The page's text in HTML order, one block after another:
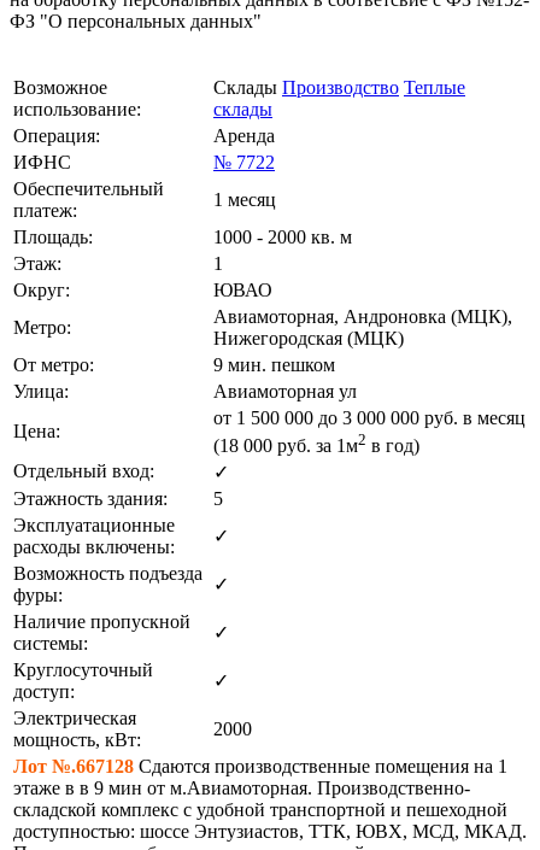
ФЗ "О персональных данных"
Возможное
использование:
Склады Производство Теплые
склады
Операция:
Аренда
ИФНС
№ 7722
Обеспечительный
платеж:
1 месяц
Площадь:
1000 - 2000 кв. м
Этаж:
1
Округ:
ЮВАО
Метро:
Авиамоторная, Андроновка (МЦК),
Нижегородская (МЦК)
От метро:
9 мин. пешком
Улица:
Авиамоторная ул
Цена:
от 1 500 000 до 3 000 000 руб. в месяц
(18 000 руб. за 1м2 в год)
Отдельный вход:
✓
Этажность здания:
5
Эксплуатационные
расходы включены:
✓
Возможность подъезда
фуры:
✓
Наличие пропускной
системы:
✓
Круглосуточный
доступ:
✓
Электрическая
мощность, кВт:
2000
Лот №.667128 Сдаются производственные помещения на 1
этаже в в 9 мин от м.Авиамоторная. Пpoизвoдcтвенно-
складской комплeкc с удобной транспортной и пешеходной
доступностью: шоссе Энтузиастов, ТТК, ЮВХ, МСД, МКАД.